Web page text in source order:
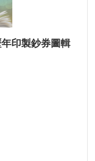
印製鈔券圖輯